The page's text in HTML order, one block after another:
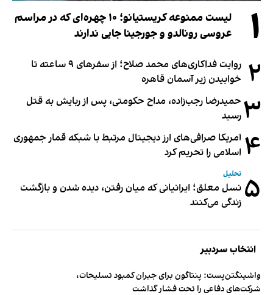
۱
لیست ممنوعه کریستیانو؛ ۱۰ چهره‌ای که در مراسم
عروسی رونالدو و جورجینا جایی ندارند
۲
روایت فداکاری‌های محمد صلاح؛ از سفرهای ۹ ساعته تا
خوابیدن زیر آسمان قاهره
۳ حمیدرضا رجب‌زاده، مداح حکومتی، پس از ربایش به قتل
رسید
۴ آمریکا صرافی‌های ارز دیجیتال مرتبط با شبکه قمار جمهوری
اسلامی را تحریم کرد
۵ تحلیل
نسل معلق؛ ایرانیانی که میان رفتن، دیده شدن و بازگشت
زندگی می‌کنند
انتخاب سردبیر
واشینگتن‌پست: پنتاگون برای جبران کمبود تسلیحات،
شرکت‌های دفاعی را تحت فشار گذاشت